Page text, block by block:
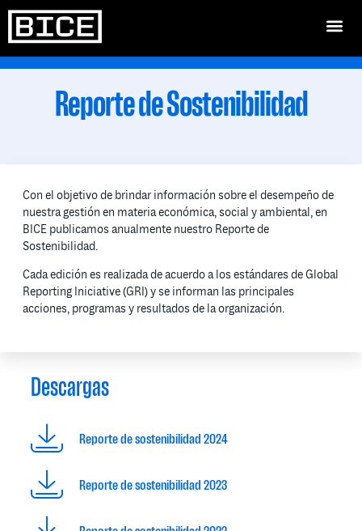
Reporte de Sostenibilidad
Con el objetivo de brindar información sobre el desempeño de
nuestra gestión en materia económica, social y ambiental, en
BICE publicamos anualmente nuestro Reporte de
Sostenibilidad.
Cada edición es realizada de acuerdo a los estándares de Global
Reporting Iniciative (GRI) y se informan las principales
acciones, programas y resultados de la organización.
Descargas
Reporte de sostenibilidad 2024
Reporte de sostenibilidad 2023